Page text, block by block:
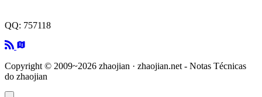
QQ: 757118
Copyright © 2009~2026 zhaojian · zhaojian.net - Notas Técnicas
do zhaojian